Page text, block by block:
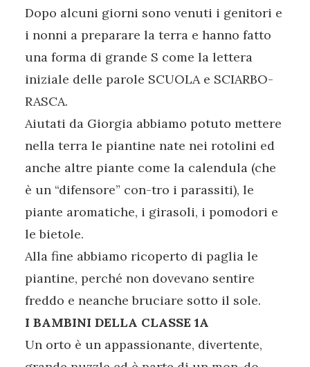
Dopo alcuni giorni sono venuti i genitori e
i nonni a preparare la terra e hanno fatto
una forma di grande S come la lettera
iniziale delle parole SCUOLA e SCIARBO-
RASCA.
Aiutati da Giorgia abbiamo potuto mettere
nella terra le piantine nate nei rotolini ed
anche altre piante come la calendula (che
è un “difensore” con-tro i parassiti), le
piante aromatiche, i girasoli, i pomodori e
le bietole.
Alla fine abbiamo ricoperto di paglia le
piantine, perché non dovevano sentire
freddo e neanche bruciare sotto il sole.
I BAMBINI DELLA CLASSE 1A
Un orto è un appassionante, divertente,